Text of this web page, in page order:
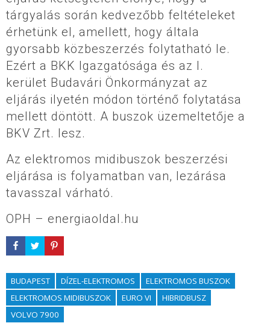
tárgyalás során kedvezőbb feltételeket
érhetünk el, amellett, hogy általa
gyorsabb közbeszerzés folytatható le.
Ezért a BKK Igazgatósága és az I.
kerület Budavári Önkormányzat az
eljárás ilyetén módon történő folytatása
mellett döntött. A buszok üzemeltetője a
BKV Zrt. lesz.
Az elektromos midibuszok beszerzési
eljárása is folyamatban van, lezárása
tavasszal várható.
OPH – energiaoldal.hu
BUDAPEST DÍZEL-ELEKTROMOS
ELEKTROMOS BUSZOK
ELEKTROMOS MIDIBUSZOK
EURO VI
HIBRIDBUSZ
VOLVO 7900